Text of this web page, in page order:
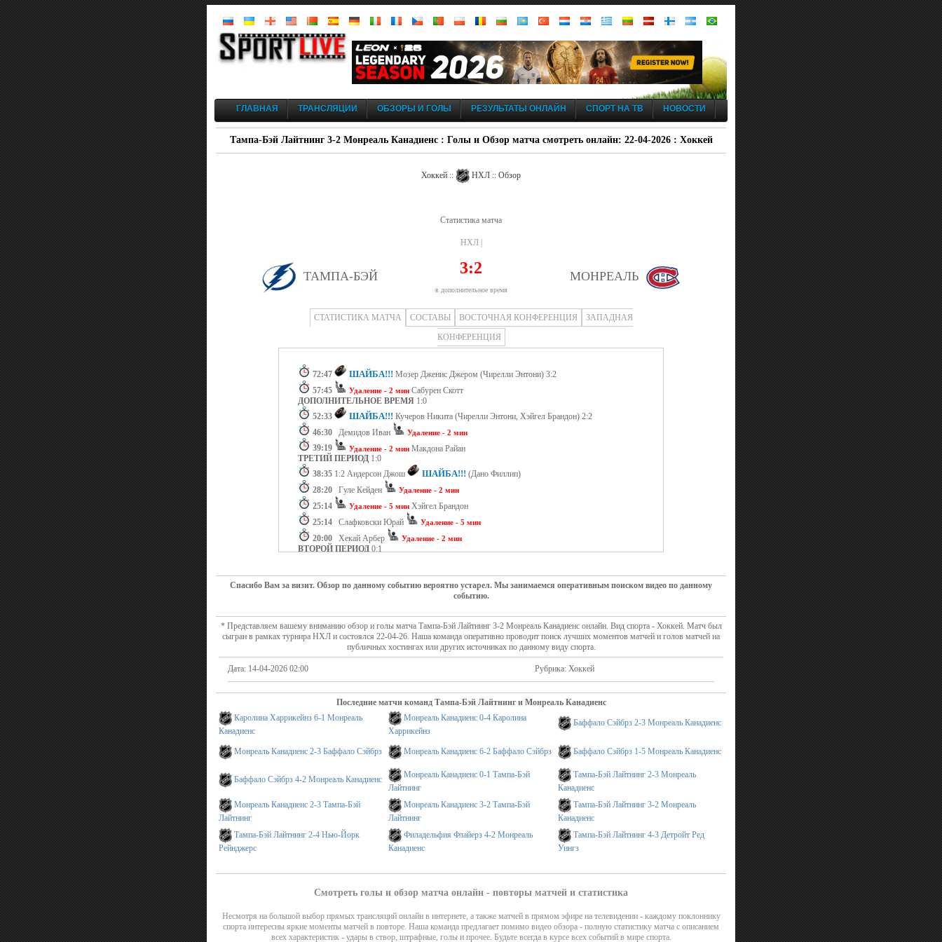
ГЛАВНАЯ ТРАНСЛЯЦИИ ОБЗОРЫ И ГОЛЫ РЕЗУЛЬТАТЫ ОНЛАЙН СПОРТ НА ТВ НОВОСТИ
Тампа-Бэй Лайтнинг 3-2 Монреаль Канадиенс : Голы и Обзор матча смотреть онлайн: 22-04-2026 : Хоккей
Хоккей :: НХЛ :: Обзор
Статистика матча
НХЛ |
ТАМПА-БЭЙ 3:2
в дополнительное время
МОНРЕАЛЬ
СТАТИСТИКА МАТЧА СОСТАВЫ ВОСТОЧНАЯ КОНФЕРЕНЦИЯ
ЗАПАДНАЯ
КОНФЕРЕНЦИЯ
72:47 ШАЙБА!!! Мозер Дженис Джером (Чирелли Энтони) 3:2
57:45
Удаление - 2 мин Сабурен Скотт
ДОПОЛНИТЕЛЬНОЕ ВРЕМЯ 1:0
52:33
ШАЙБА!!! Кучеров Никита (Чирелли Энтони, Хэйгел Брандон) 2:2
46:30 Демидов Иван Удаление - 2 мин
39:19 Удаление - 2 мин Макдона Райан
ТРЕТИЙ ПЕРИОД 1:0
38:35 1:2 Андерсон Джош ШАЙБА!!! (Дано Филлип)
28:20 Гуле Кейден Удаление - 2 мин
25:14 Удаление - 5 мин Хэйгел Брандон
25:14 Слафковски Юрай Удаление - 5 мин
20:00 Хекай Арбер Удаление - 2 мин
ВТОРОЙ ПЕРИОД 0:1
17:49
Удаление - 2 мин
(Сузуки Ник, Кофилд Коул)
14:20Эванс Джейк Удаление - 2 мин
Каррье Александр Удаление - 2 мин
14:20Андерсон Джош
14:20
Удаление - 2 минПерри Кори
Удаление - 2 мин
Кучеров Никита
Удаление - 2 мин
Гюнцель Джейк
14:20
Удаление - 2 минХэйгел Брандон
Удаление - 2 мин
Удаление - 2 мин
10:11 Удаление - 2 минГурд Янни
ШАЙБА!!!Хэйгел Брандон (Гюнцель Джейк, Чернак Эрик) 1:0
ПЕРВЫЙ ПЕРИОД
Спасибо Вам за визит. Обзор по данному событию вероятно устарел. Мы занимаемся оперативным поиском видео по данному
событию.
* Представляем вашему вниманию обзор и голы матча Тампа-Бэй Лайтнинг 3-2 Монреаль Канадиенс онлайн. Вид спорта - Хоккей. Матч был
сыгран в рамках турнира НХЛ и состоялся 22-04-26. Наша команда оперативно проводит поиск лучших моментов матчей и голов матчей на
публичных хостингах или других источниках по данному виду спорта.
Дата: 14-04-2026 02:00 Рубрика: Хоккей
Последние матчи команд Тампа-Бэй Лайтнинг и Монреаль Канадиенс
Каролина Харрикейнз 6-1 Монреаль
Канадиенс
Монреаль Канадиенс 0-4 Каролина
Харрикейнз
Баффало Сэйбрз 2-3 Монреаль Канадиенс
Монреаль Канадиенс 2-3 Баффало Сэйбрз Монреаль Канадиенс 6-2 Баффало Сэйбрз Баффало Сэйбрз 1-5 Монреаль Канадиенс
Баффало Сэйбрз 4-2 Монреаль Канадиенс
Монреаль Канадиенс 0-1 Тампа-Бэй
Лайтнинг
Тампа-Бэй Лайтнинг 2-3 Монреаль
Канадиенс
Монреаль Канадиенс 2-3 Тампа-Бэй
Лайтнинг
Монреаль Канадиенс 3-2 Тампа-Бэй
Лайтнинг
Тампа-Бэй Лайтнинг 3-2 Монреаль
Канадиенс
Тампа-Бэй Лайтнинг 2-4 Нью-Йорк
Рейнджерс
Филадельфия Флайерз 4-2 Монреаль
Канадиенс
Тампа-Бэй Лайтнинг 4-3 Детройт Ред
Уингз
Смотреть голы и обзор матча онлайн - повторы матчей и статистика
Несмотря на большой выбор прямых трансляций онлайн в интернете, а также матчей в прямом эфире на телевидении - каждому поклоннику
спорта интересны яркие моменты матчей в повторе. Наша команда предлагает помимо видео обзора - полную статистику матча с описанием
всех характеристик - удары в створ, штрафные, голы и прочее. Будьте всегда в курсе всех событий в мире спорта.